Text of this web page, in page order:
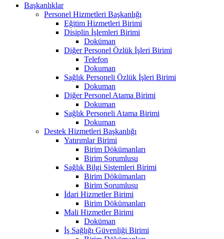
Başkanlıklar
Personel Hizmetleri Başkanlığı
Eğitim Hizmetleri Birimi
Disiplin İşlemleri Birimi
Doküman
Diğer Personel Özlük İşleri Birimi
Telefon
Dokuman
Sağlık Personeli Özlük İşleri Birimi
Dokuman
Diğer Personel Atama Birimi
Dokuman
Sağlık Personeli Atama Birimi
Dokuman
Destek Hizmetleri Başkanlığı
Yatırımlar Birimi
Birim Dökümanları
Birim Sorumlusu
Sağlık Bilgi Sistemleri Birimi
Birim Dökümanları
Birim Sorumlusu
İdari Hizmetler Birimi
Birim Dökümanları
Mali Hizmetler Birimi
Doküman
İş Sağlığı Güvenliği Birimi